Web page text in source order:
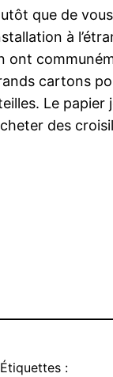
que de
à
ont
cartons
Le
des
Étiquettes :